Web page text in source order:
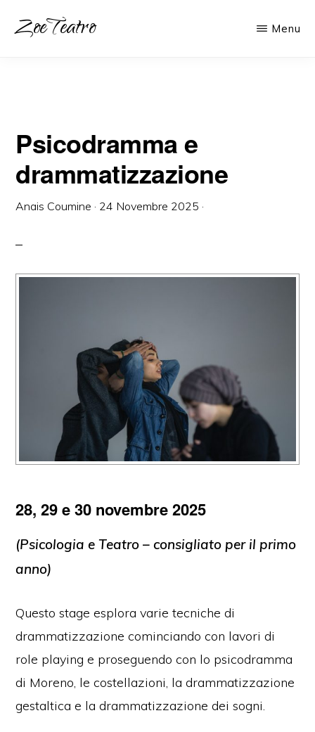
allaZoeTeatro
Scuola
Menu
Psicodramma e
drammatizzazione
Anais Coumine · 24 Novembre 2025 ·
28, 29 e 30 novembre 2025
(Psicologia e Teatro – consigliato per il primo
anno)
Questo stage esplora varie tecniche di
drammatizzazione cominciando con lavori di
role playing e proseguendo con lo psicodramma
di Moreno, le costellazioni, la drammatizzazione
gestaltica e la drammatizzazione dei sogni.